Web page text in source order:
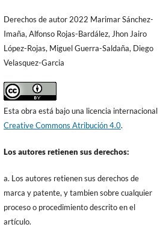
Derechos de autor 2022 Marimar Sánchez-
Imaña, Alfonso Rojas-Bardález, Jhon Jairo
López-Rojas, Miguel Guerra-Saldaña, Diego
Velasquez-Garcia
Esta obra está bajo una licencia internacional
Creative Commons Atribución 4.0.
Los autores retienen sus derechos:
a. Los autores retienen sus derechos de
marca y patente, y tambien sobre cualquier
proceso o procedimiento descrito en el
artículo.